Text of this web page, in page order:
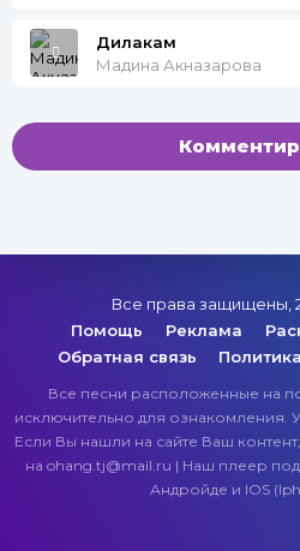
Дилакам
Мадина Акназарова
Все права защищены,
Помощь
Реклама
Обратная связь
Все песни расположенные на
исключительно для ознакомления.
Если Вы нашли на сайте Ваш
на ohang.tj@mail.ru | Наш плеер
Андройде и IOS